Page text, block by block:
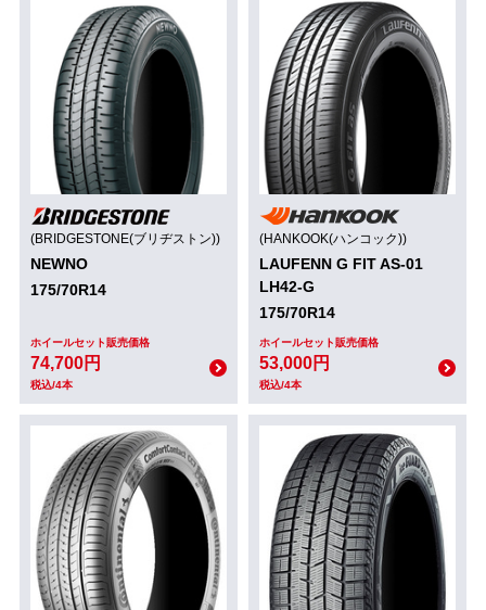
(BRIDGESTONE(ブリヂストン))
NEWNO
175/70R14
ホイールセット販売価格
74,700円
税込/4本
(HANKOOK(ハンコック))
LAUFENN G FIT AS-01
LH42-G
175/70R14
ホイールセット販売価格
53,000円
税込/4本